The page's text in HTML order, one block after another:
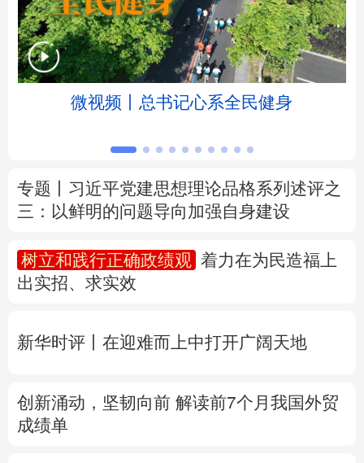
北京 天津 河北 山西
辽宁 吉林 上海 江苏
广东 广西 海南
四川 贵州 云南 西藏
陕西 甘肃
新疆 内蒙古 黑龙江
多语种频道
微视频丨总书记心系全民健身
专题丨 习近平党建思想理论品格系列述评之
三：以鲜明的问题导向加强自身建设
树立和践行正确政绩观
着力在为民造福上
出实招、求实效
新华时评丨在迎难而上中打开广阔天地
创新涌动，坚韧向前 解读前7个月我国外贸
成绩单